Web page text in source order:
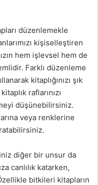
düzenlemekle
kişiselleştiren
hem işlevsel hem de
Farklı düzenleme
kitaplığınızı şık
raflarınızı
düşünebilirsiniz.
veya renklerine
diğer bir unsur da
canlılık katarken,
bitkileri kitapların